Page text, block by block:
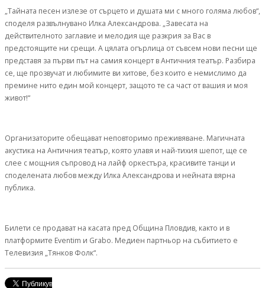
„Тайната песен излезе от сърцето и душата ми с много голяма любов“,
споделя развълнувано Илка Александрова. „Завесата на
действителното заглавие и мелодия ще разкрия за Вас в
предстоящите ни срещи. А цялата огърлица от съвсем нови песни ще
представя за първи път на самия концерт в Античния театър. Разбира
се, ще прозвучат и любимите ви хитове, без които е немислимо да
премине нито един мой концерт, защото те са част от вашия и моя
живот!“
Организаторите обещават неповторимо преживяване. Магичната
акустика на Античния театър, която улавя и най-тихия шепот, ще се
слее с мощния съпровод на лайф оркестъра, красивите танци и
споделената любов между Илка Александрова и нейната вярна
публика.
Билети се продават на касата пред Община Пловдив, както и в
платформите Eventim и Grabo. Медиен партньор на събитието е
Телевизия „Тянков Фолк“.